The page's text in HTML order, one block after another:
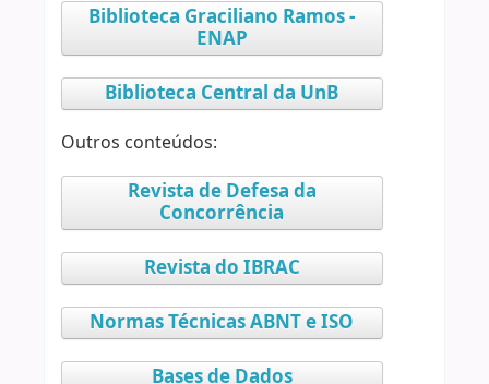
Biblioteca Graciliano Ramos -
ENAP
Biblioteca Central da UnB
Outros conteúdos:
Revista de Defesa da
Concorrência
Revista do IBRAC
Normas Técnicas ABNT e ISO
Bases de Dados